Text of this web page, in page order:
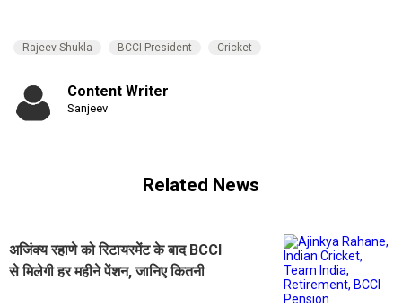
Rajeev Shukla BCCI President Cricket
Content Writer
Sanjeev
Related News
अजिंक्य रहाणे को रिटायरमेंट के बाद BCCI
से मिलेगी हर महीने पेंशन, जानिए कितनी